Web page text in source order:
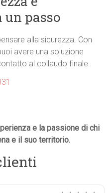
un passo
alla sicurezza. Con
avere una soluzione
al collaudo finale.
e la passione di chi
e il suo territorio.